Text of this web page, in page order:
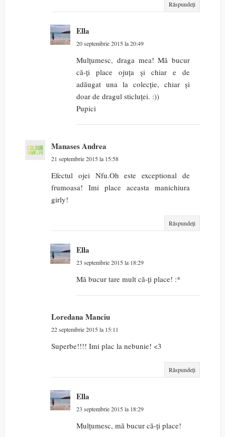
Răspundeți
Ella
20 septembrie 2015 la 20:49
Mulțumesc, draga mea! Mă bucur
că-ți place ojuța și chiar e de
adăugat una la colecție, chiar și
doar de dragul sticluței. :))
Pupici
Manases Andrea
21 septembrie 2015 la 15:58
Efectul ojei Nfu.Oh este exceptional de
frumoasa! Imi place aceasta manichiura
girly!
Răspundeți
Ella
23 septembrie 2015 la 18:29
Mă bucur tare mult că-ți place! :*
Loredana Manciu
22 septembrie 2015 la 15:11
Superbe!!!! Imi plac la nebunie! <3
Răspundeți
Ella
23 septembrie 2015 la 18:29
Mulțumesc, mă bucur că-ți place!